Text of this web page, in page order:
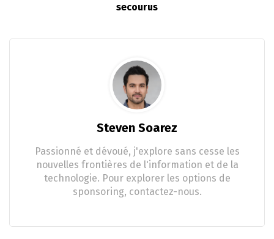
secourus
Steven Soarez
Passionné et dévoué, j'explore sans cesse les
nouvelles frontières de l'information et de la
technologie. Pour explorer les options de
sponsoring, contactez-nous.